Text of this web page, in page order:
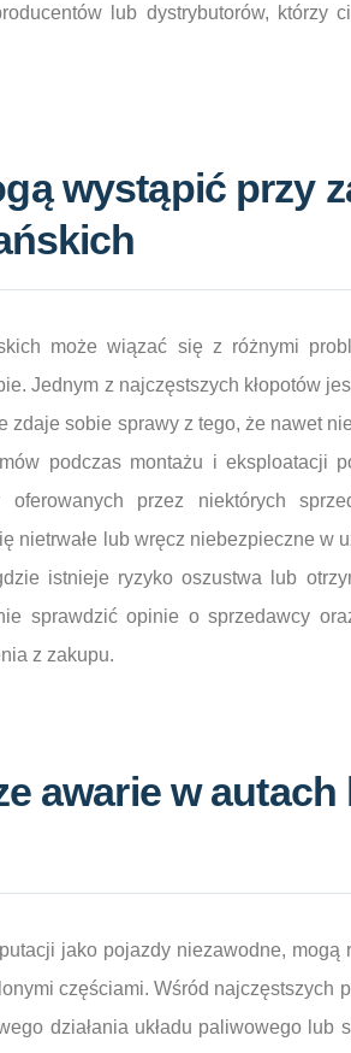
lub dystrybutorów, którzy
wystąpić przy
może wiązać się z różnymi
Jednym z najczęstszych kłopotów
zdaje sobie sprawy z tego, że nawet
podczas montażu i eksploatacji
przez niektórych
nietrwałe lub wręcz niebezpieczne w
istnieje ryzyko oszustwa lub
sprawdzić opinie o sprzedawcy
z zakupu.
awarie w
jako pojazdy niezawodne, mogą
częściami. Wśród najczęstszych
działania układu paliwowego lub